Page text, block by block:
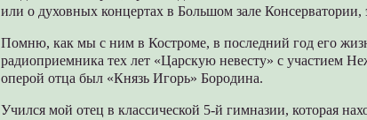
или о духовных концертах в Большом зале Консерватории,
Помню, как мы с ним в Костроме, в последний год его
радиоприемника тех лет «Царскую невесту» с участием
оперой отца был «Князь Игорь» Бородина.
Учился мой отец в классической 5-й гимназии, которая